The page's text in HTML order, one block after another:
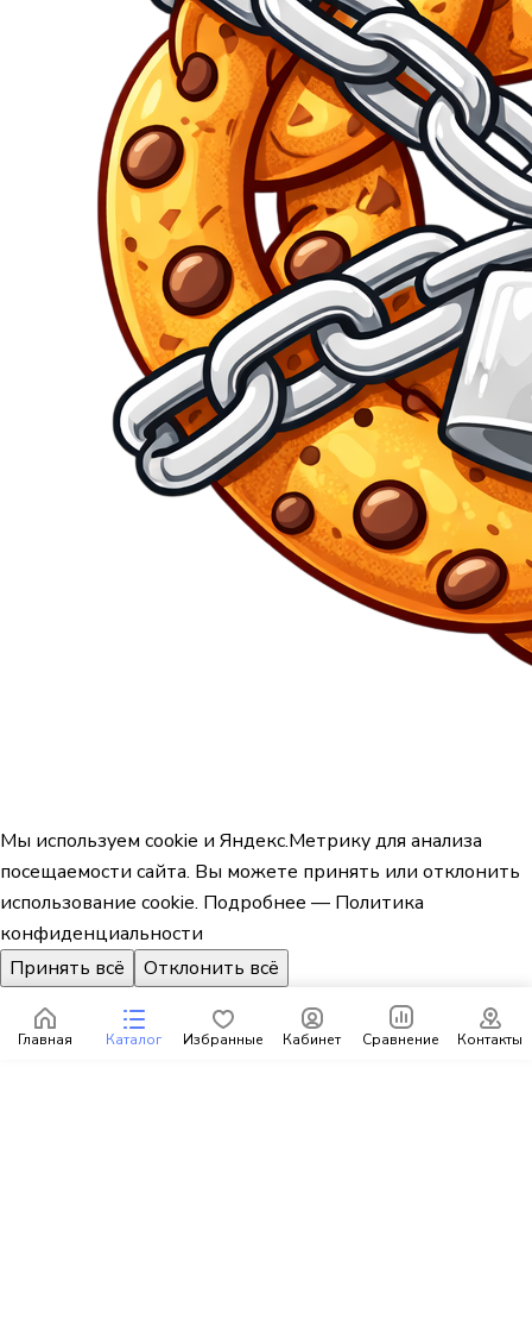
Главная Каталог Избранные Кабинет Сравнение Контакты
Мы используем cookie и Яндекс.Метрику для анализа
посещаемости сайта. Вы можете принять или отклонить
использование cookie. Подробнее — Политика
конфиденциальности
Принять всё
Отклонить всё